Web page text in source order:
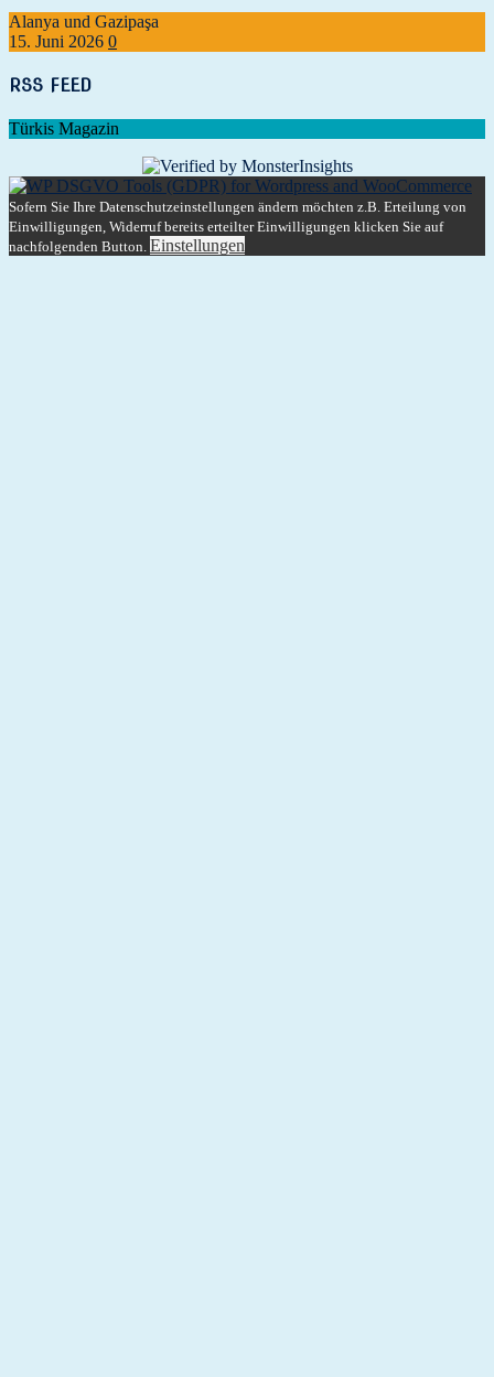
Alanya und Gazipaşa
15. Juni 2026 0
RSS FEED
Türkis Magazin
Sofern Sie Ihre Datenschutzeinstellungen ändern möchten z.B. Erteilung von
Einwilligungen, Widerruf bereits erteilter Einwilligungen klicken Sie auf
nachfolgenden Button. Einstellungen